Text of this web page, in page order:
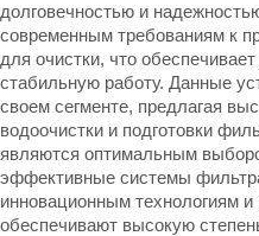
долговечностью и
современным требованиям к
для очистки, что
стабильную работу. Данные
своем сегменте, предлагая
водоочистки и подготовки
являются оптимальным
эффективные системы
инновационным технологиям
обеспечивают высокую